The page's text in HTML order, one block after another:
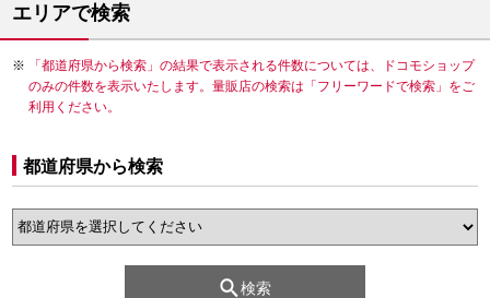
エリアで検索
「都道府県から検索」の結果で表示される件数については、ドコモショップ
のみの件数を表示いたします。量販店の検索は「フリーワードで検索」をご
利用ください。
都道府県から検索
検索